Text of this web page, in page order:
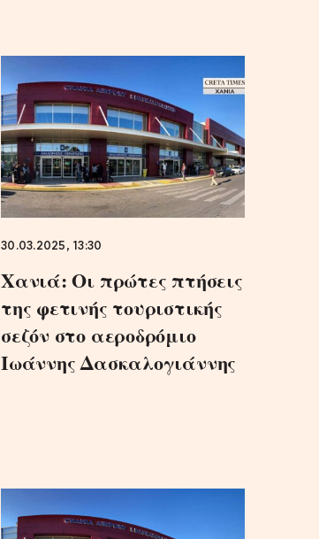
30.03.2025, 13:30
Χανιά: Οι πρώτες πτήσεις
της φετινής τουριστικής
σεζόν στο αεροδρόμιο
Ιωάννης Δασκαλογιάννης